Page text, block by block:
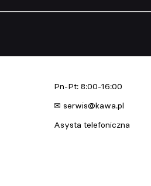
Pn-Pt: 8:00-16:00
✉ serwis@kawa.pl
Asysta telefoniczna